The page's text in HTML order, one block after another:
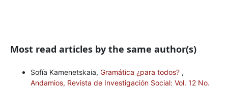
Most read articles by the same author(s)
Sofía Kamenetskaia, Gramática ¿para todos? ,
Andamios, Revista de Investigación Social: Vol. 12 No.